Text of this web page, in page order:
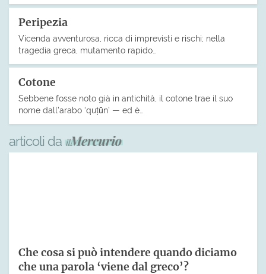
Peripezia
Vicenda avventurosa, ricca di imprevisti e rischi; nella
tragedia greca, mutamento rapido…
Cotone
Sebbene fosse noto già in antichità, il cotone trae il suo
nome dall’arabo ‘quṭūn’ — ed è…
articoli da
Che cosa si può intendere quando diciamo
che una parola ‘viene dal greco’?